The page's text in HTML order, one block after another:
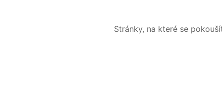
Stránky, na které se